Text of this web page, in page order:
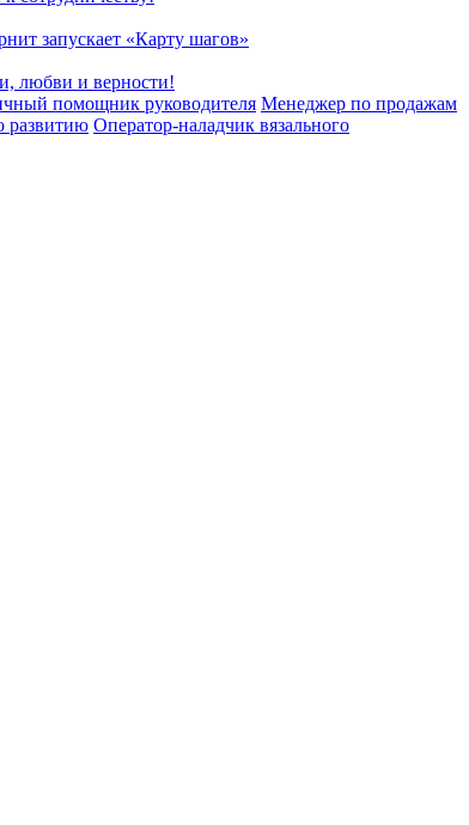
запускает «Карту шагов»
любви и верности!
помощник руководителя Менеджер по продажам
развитию Оператор-наладчик вязального